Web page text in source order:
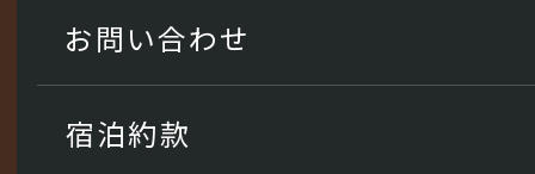
お問い合わせ
宿泊約款